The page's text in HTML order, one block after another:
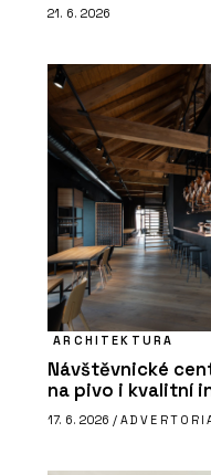
21. 6. 2026
ARCHITEKTURA
Návštěvnické
na pivo i kvalitní
17. 6. 2026 /